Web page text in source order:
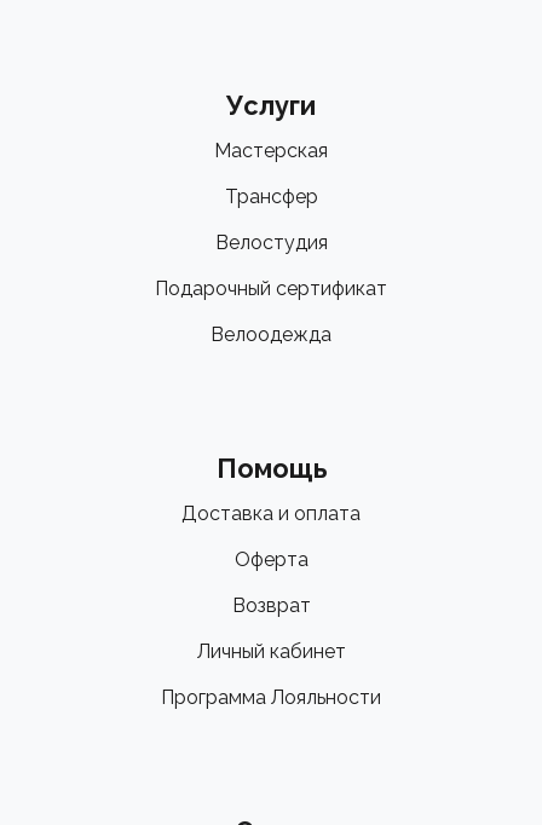
Услуги
Мастерская
Трансфер
Велостудия
Подарочный сертификат
Велоодежда
Помощь
Доставка и оплата
Оферта
Возврат
Личный кабинет
Программа Лояльности